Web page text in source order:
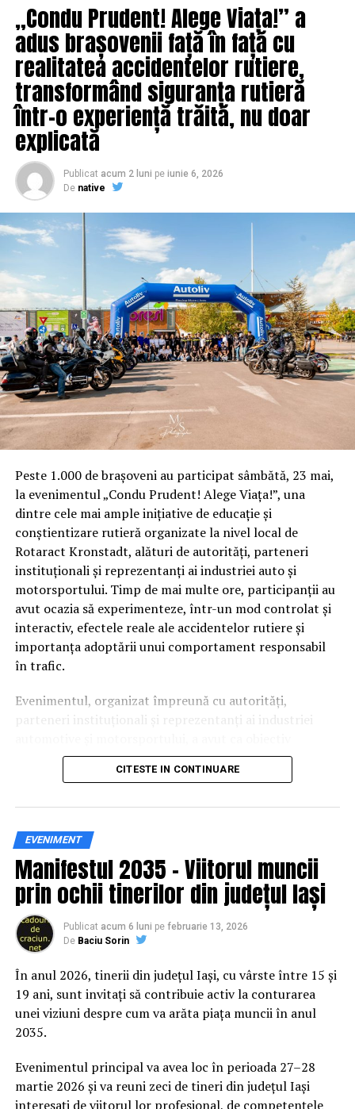
„Condu Prudent! Alege Viața!” a
adus brașovenii față în față cu
realitatea accidentelor rutiere,
transformând siguranța rutieră
într-o experiență trăită, nu doar
explicată
Publicat acum 2 luni pe iunie 6, 2026
De native
Peste 1.000 de brașoveni au participat sâmbătă, 23 mai,
la evenimentul „Condu Prudent! Alege Viața!”, una
dintre cele mai ample inițiative de educație și
conștientizare rutieră organizate la nivel local de
Rotaract Kronstadt, alături de autorități, parteneri
instituționali și reprezentanți ai industriei auto și
motorsportului. Timp de mai multe ore, participanții au
avut ocazia să experimenteze, într-un mod controlat și
interactiv, efectele reale ale accidentelor rutiere și
importanța adoptării unui comportament responsabil
în trafic.
Evenimentul, organizat împreună cu autorități,
parteneri instituționali și reprezentanți ai industriei
principal transformarea prevenției într-o experiență
practică și accesibilă publicului larg.
Siguranța rutieră, adusă mai
aproape de comunitate
Datele privind accidentele rutiere din România continuă
să evidențieze necesitatea unor inițiative de educație și
prevenție. În 2025, peste 3.000 de persoane au fost
rănite grav în accidente rutiere, iar mai mult de 1.300 și-
au pierdut viața pe șoselele din țară.
În acest context, campania „Condu Prudent! Alege
Viața!” își propune să transforme informația teoretică
într-o experiență directă, prin simulări și demonstrații
care îi ajută pe participanți să înțeleagă concret
impactul deciziilor luate în trafic.
CITESTE IN CONTINUARE
EVENIMENT
Manifestul 2035 – Viitorul muncii
prin ochii tinerilor din județul Iași
Publicat acum 6 luni pe februarie 13, 2026
De Baciu Sorin
În anul 2026, tinerii din județul Iași, cu vârste între 15 și
19 ani, sunt invitați să contribuie activ la conturarea
unei viziuni despre cum va arăta piața muncii în anul
2035.
Evenimentul principal va avea loc în perioada 27–28
martie 2026 și va reuni zeci de tineri din județul Iași
interesați de viitorul lor profesional, de competențele